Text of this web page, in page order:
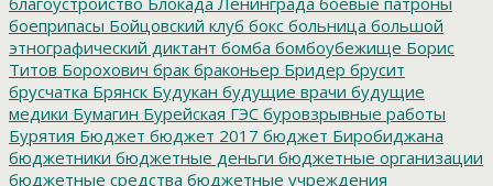
боеприпасы Бойцовский клуб бокс больница большой
этнографический диктант бомба бомбоубежище Борис
Титов Борохович брак браконьер Бридер брусит
брусчатка Брянск Будукан будущие врачи будущие
медики Бумагин Бурейская ГЭС буровзрывные работы
Бурятия Бюджет бюджет 2017 бюджет Биробиджана
бюджетники бюджетные деньги бюджетные организации
бюджетные средства бюджетные учреждения